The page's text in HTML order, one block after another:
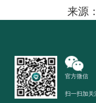
来源
官方微信
扫一扫加关